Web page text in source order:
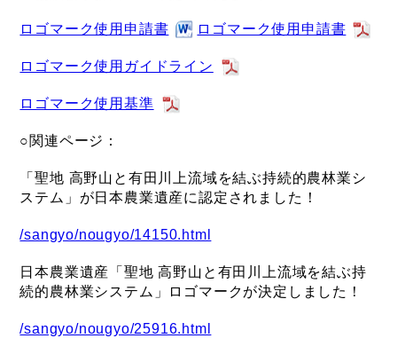
ロゴマーク使用申請書 ロゴマーク使用申請書
ロゴマーク使用ガイドライン
ロゴマーク使用基準
○関連ページ：
「聖地 高野山と有田川上流域を結ぶ持続的農林業シ
ステム」が日本農業遺産に認定されました！
/sangyo/nougyo/14150.html
日本農業遺産「聖地 高野山と有田川上流域を結ぶ持
続的農林業システム」ロゴマークが決定しました！
/sangyo/nougyo/25916.html